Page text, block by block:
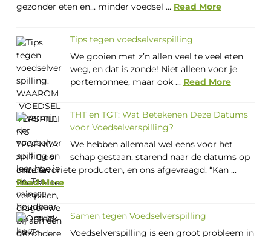
gezonder eten en… minder voedsel ... Read More
Tips tegen voedselverspilling
We gooien met z’n allen veel te veel eten
weg, en dat is zonde! Niet alleen voor je
portemonnee, maar ook ... Read More
THT en TGT: Wat Betekenen Deze Datums
voor Voedselverspilling?
We hebben allemaal wel eens voor het
schap gestaan, starend naar de datums op
onze favoriete producten, en ons afgevraagd: “Kan ...
Read More
Samen tegen Voedselverspilling
Voedselverspilling is een groot probleem in